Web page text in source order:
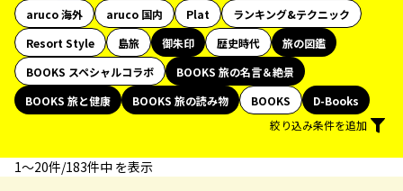
aruco 海外
aruco 国内 Plat
ランキング&テクニック
Resort Style
島旅 御朱印 歴史時代
旅の図鑑
BOOKS スペシャルコラボ
BOOKS 旅の名言＆絶景
BOOKS 旅と健康
BOOKS 旅の読み物 BOOKS
D-Books
絞り込み条件を追加
1〜20件/183件中 を表示